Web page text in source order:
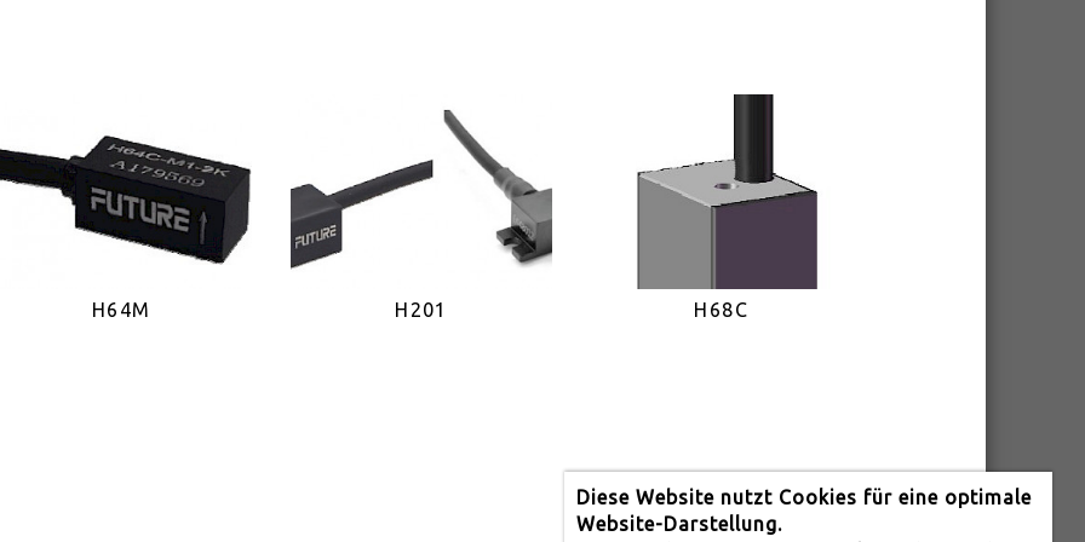
H64M H201 H68C
Diese Website nutzt Cookies für eine optimale
Website-Darstellung.